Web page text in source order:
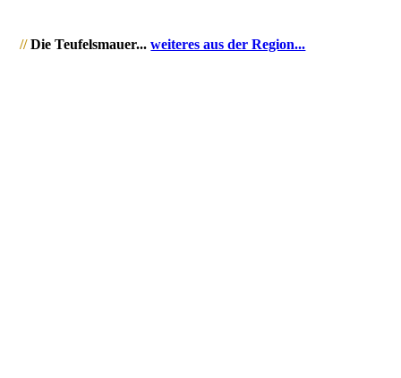
//Die Teufelsmauer...wei­te­res aus der Region...